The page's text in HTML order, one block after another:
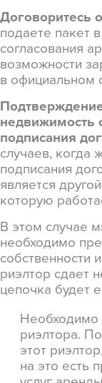
Договоритесь
подаете пакет
согласования
возможности
в официальном
недвижимость
подписания
случаев, когда
подписания
является
которую
В этом случае
необходимо
собственности
риэлтор сдает
цепочка будет
Необходимо
риэлтора.
этот
на это есть